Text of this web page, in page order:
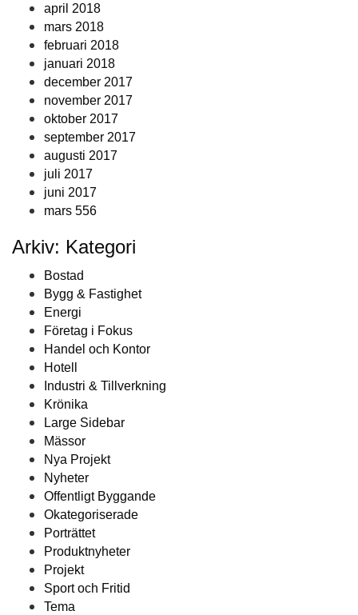
april 2018
mars 2018
februari 2018
januari 2018
december 2017
november 2017
oktober 2017
september 2017
augusti 2017
juli 2017
juni 2017
mars 556
Arkiv: Kategori
Bostad
Bygg & Fastighet
Energi
Företag i Fokus
Handel och Kontor
Hotell
Industri & Tillverkning
Krönika
Large Sidebar
Mässor
Nya Projekt
Nyheter
Offentligt Byggande
Okategoriserade
Porträttet
Produktnyheter
Projekt
Sport och Fritid
Tema